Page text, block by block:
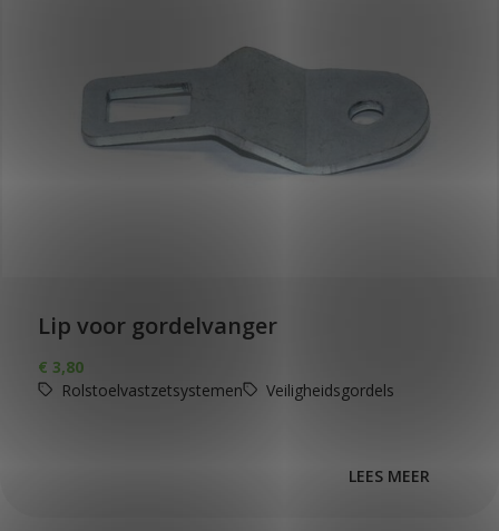
Lip voor gordelvanger
€ 3,80
Rolstoelvastzetsystemen
Veiligheidsgordels
LEES MEER